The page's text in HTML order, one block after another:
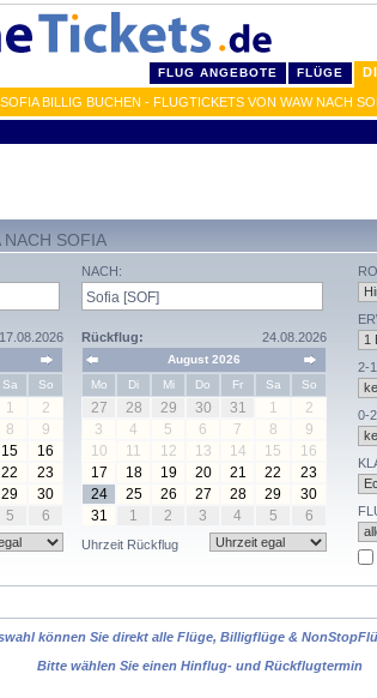
FLUG ANGEBOTE FLÜGE
BILLIG BUCHEN - FLUGTICKETS VON WAW NACH
NACH SOFIA
17.08.2026
Sa So
1
2
8
9
15
16
22
23
29
30
5 6
NACH:
Rückflug: 24.08.2026
August 2026
Mo
Di Mi Do Fr Sa So
27 28 29 30 31 1
2
3
4 5 6 7 8
9
10
11 12 13 14 15
16
17
18 19 20 21 22
23
24
25 26 27 28 29
30
31
1 2 3 4 5 6
Uhrzeit Rückflug
2-
0-
können Sie direkt alle Flüge, Billigflüge &
Bitte wählen Sie einen Hinflug- und Rückflugtermin